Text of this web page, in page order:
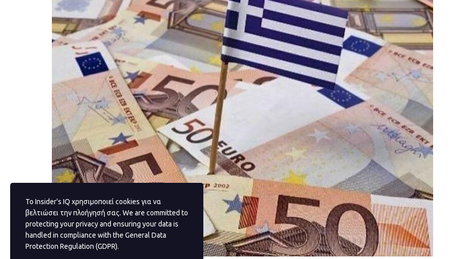
Το Insider's IQ χρησιμοποιεί cookies για να
βελτιώσει την πλοήγησή σας. We are committed to
protecting your privacy and ensuring your data is
handled in compliance with the General Data
Protection Regulation (GDPR).